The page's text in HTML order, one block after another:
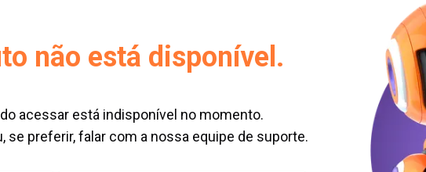
não está disponível.
acessar está indisponível no momento.
se preferir, falar com a nossa equipe de suporte.